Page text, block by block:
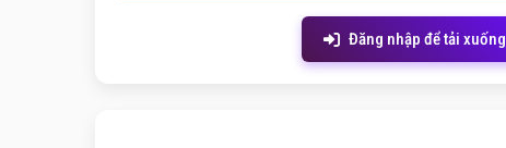
Đăng nhập để tải xuống